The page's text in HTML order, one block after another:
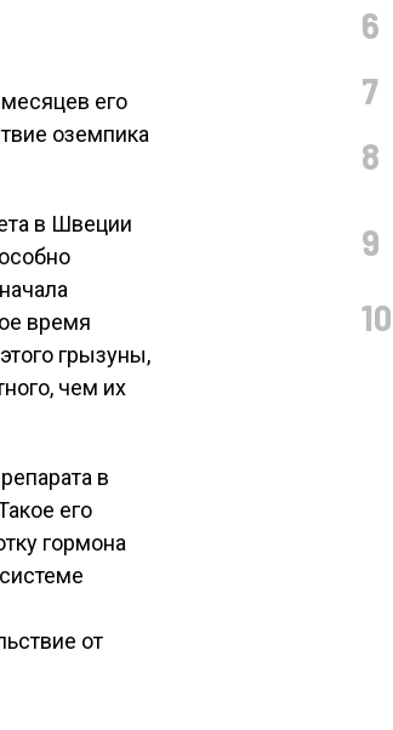
его
оземпика
в Швеции
время
грызуны,
чем их
в
его
гормона
от